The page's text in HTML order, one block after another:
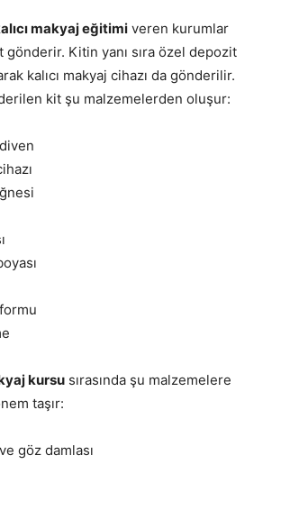
makyaj eğitimi veren kurumlar
Kitin yanı sıra özel depozit
kalıcı makyaj cihazı da gönderilir.
kit şu malzemelerden oluşur:
kursu sırasında şu malzemelere
taşır:
göz damlası